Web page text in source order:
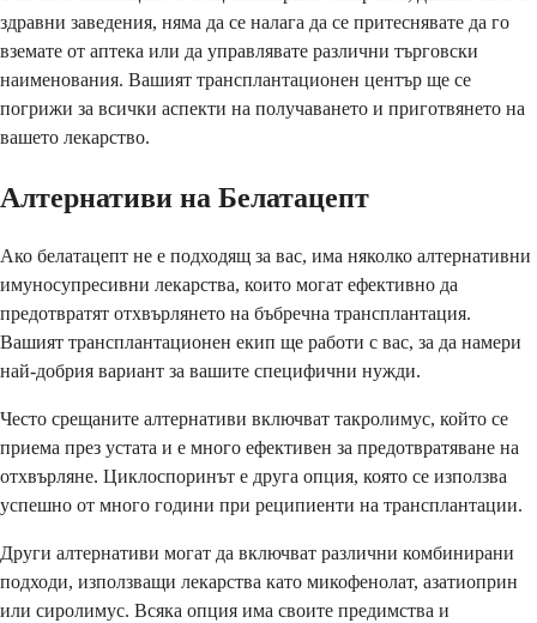
здравни заведения, няма да се налага да се притеснявате да го
вземате от аптека или да управлявате различни търговски
наименования. Вашият трансплантационен център ще се
погрижи за всички аспекти на получаването и приготвянето на
вашето лекарство.
Алтернативи на Белатацепт
Ако белатацепт не е подходящ за вас, има няколко алтернативни
имуносупресивни лекарства, които могат ефективно да
предотвратят отхвърлянето на бъбречна трансплантация.
Вашият трансплантационен екип ще работи с вас, за да намери
най-добрия вариант за вашите специфични нужди.
Често срещаните алтернативи включват такролимус, който се
приема през устата и е много ефективен за предотвратяване на
отхвърляне. Циклоспоринът е друга опция, която се използва
успешно от много години при реципиенти на трансплантации.
Други алтернативи могат да включват различни комбинирани
подходи, използващи лекарства като микофенолат, азатиоприн
или сиролимус. Всяка опция има своите предимства и